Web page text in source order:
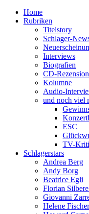
Home
Rubriken
Titelstory
Schlager-
Interviews
Biografien
CD-Rezension
Kolumne
Audio-
und noch viel
ESC
TV-
Schlagerstars
Andrea Berg
Andy Borg
Beatrice Egli
Florian
Giovanni
Helene Fischer